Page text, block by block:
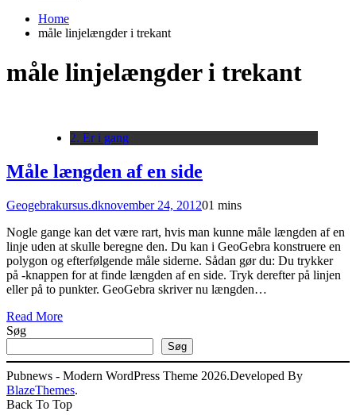
Home
måle linjelængder i trekant
måle linjelængder i trekant
2. Er i gang
Måle længden af en side
Geogebrakursus.dknovember 24, 201201 mins
Nogle gange kan det være rart, hvis man kunne måle længden af en
linje uden at skulle beregne den. Du kan i GeoGebra konstruere en
polygon og efterfølgende måle siderne. Sådan gør du: Du trykker
på -knappen for at finde længden af en side. Tryk derefter på linjen
eller på to punkter. GeoGebra skriver nu længden…
Read More
Søg
Søg
Pubnews - Modern WordPress Theme 2026.Developed By
BlazeThemes.
Back To Top